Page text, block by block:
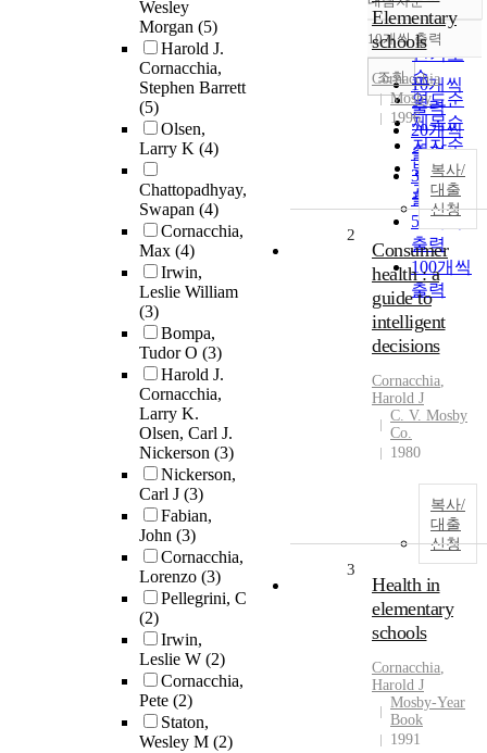
Wesley
Morgan (5)
Harold J.
Cornacchia,
Stephen Barrett
(5)
Olsen,
Larry K (4)
Chattopadhyay,
Swapan (4)
Cornacchia,
Max (4)
Irwin,
Leslie William
(3)
Bompa,
Tudor O (3)
Harold J.
Cornacchia,
Larry K.
Olsen, Carl J.
Nickerson (3)
Nickerson,
Carl J (3)
Fabian,
John (3)
Cornacchia,
Lorenzo (3)
Pellegrini, C
(2)
Irwin,
Leslie W (2)
Cornacchia,
Pete (2)
Staton,
Wesley M (2)
정확도
순
인기도
순
연도순
제목순
저자순
발행기
관순
내림차순
10개씩 출력
10개씩
출력
20개씩
출력
30개씩
출력
50개씩
출력
100개씩
출력
조회
Elementary
schools
Cornacchia
Mosby
1996
복사/
대출
신청
2
Consumer
health : a
guide to
intelligent
decisions
Cornacchia,
Harold J
C. V. Mosby
Co.
1980
복사/
대출
신청
3
Health in
elementary
schools
Cornacchia,
Harold J
Mosby-Year
Book
1991